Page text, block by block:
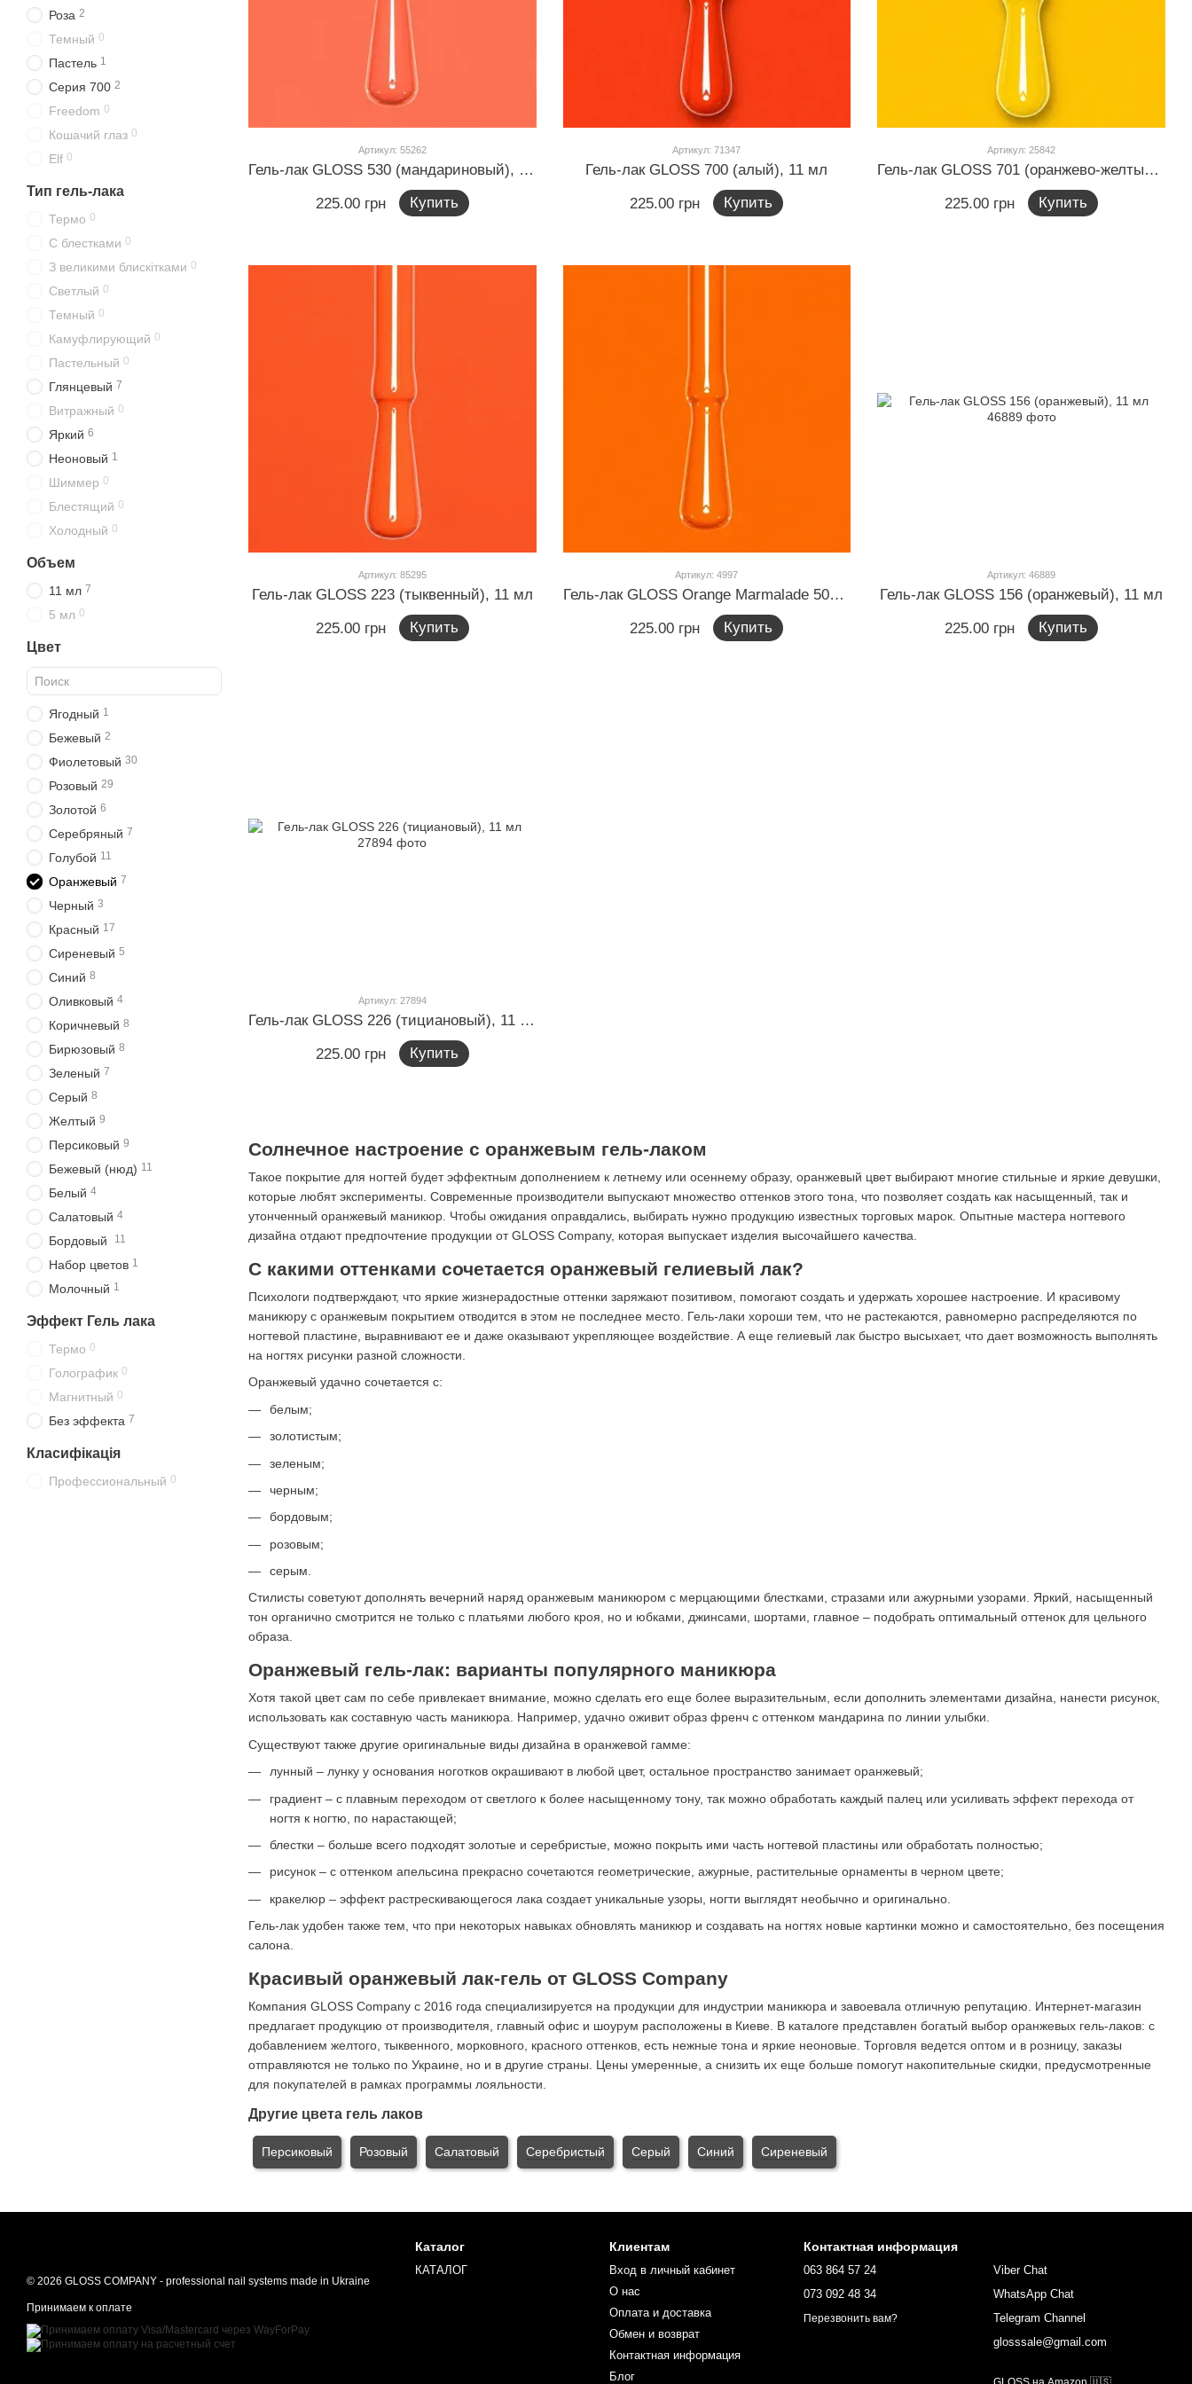
Солнечное настроение с оранжевым гель-лаком
Такое покрытие для ногтей будет эффектным дополнением к летнему или осеннему образу, оранжевый цвет выбирают многие стильные и яркие девушки,
которые любят эксперименты. Современные производители выпускают множество оттенков этого тона, что позволяет создать как насыщенный, так и
утонченный оранжевый маникюр. Чтобы ожидания оправдались, выбирать нужно продукцию известных торговых марок. Опытные мастера ногтевого
дизайна отдают предпочтение продукции от GLOSS Company, которая выпускает изделия высочайшего качества.
С какими оттенками сочетается оранжевый гелиевый лак?
Психологи подтверждают, что яркие жизнерадостные оттенки заряжают позитивом, помогают создать и удержать хорошее настроение. И красивому
маникюру с оранжевым покрытием отводится в этом не последнее место. Гель-лаки хороши тем, что не растекаются, равномерно распределяются по
ногтевой пластине, выравнивают ее и даже оказывают укрепляющее воздействие. А еще гелиевый лак быстро высыхает, что дает возможность выполнять
на ногтях рисунки разной сложности.
Оранжевый удачно сочетается с:
белым;
золотистым;
зеленым;
черным;
бордовым;
розовым;
серым.
Стилисты советуют дополнять вечерний наряд оранжевым маникюром с мерцающими блестками, стразами или ажурными узорами. Яркий, насыщенный
тон органично смотрится не только с платьями любого кроя, но и юбками, джинсами, шортами, главное – подобрать оптимальный оттенок для цельного
образа.
Оранжевый гель-лак: варианты популярного маникюра
Хотя такой цвет сам по себе привлекает внимание, можно сделать его еще более выразительным, если дополнить элементами дизайна, нанести рисунок,
использовать как составную часть маникюра. Например, удачно оживит образ френч с оттенком мандарина по линии улыбки.
Существуют также другие оригинальные виды дизайна в оранжевой гамме:
лунный – лунку у основания ноготков окрашивают в любой цвет, остальное пространство занимает оранжевый;
градиент – с плавным переходом от светлого к более насыщенному тону, так можно обработать каждый палец или усиливать эффект перехода от
ногтя к ногтю, по нарастающей;
блестки – больше всего подходят золотые и серебристые, можно покрыть ими часть ногтевой пластины или обработать полностью;
рисунок – с оттенком апельсина прекрасно сочетаются геометрические, ажурные, растительные орнаменты в черном цвете;
кракелюр – эффект растрескивающегося лака создает уникальные узоры, ногти выглядят необычно и оригинально.
Гель-лак удобен также тем, что при некоторых навыках обновлять маникюр и создавать на ногтях новые картинки можно и самостоятельно, без посещения
салона.
Красивый оранжевый лак-гель от GLOSS Company
Компания GLOSS Company с 2016 года специализируется на продукции для индустрии маникюра и завоевала отличную репутацию. Интернет-магазин
предлагает продукцию от производителя, главный офис и шоурум расположены в Киеве. В каталоге представлен богатый выбор оранжевых гель-лаков: с
добавлением желтого, тыквенного, морковного, красного оттенков, есть нежные тона и яркие неоновые. Торговля ведется оптом и в розницу, заказы
отправляются не только по Украине, но и в другие страны. Цены умеренные, а снизить их еще больше помогут накопительные скидки, предусмотренные
для покупателей в рамках программы лояльности.
Другие цвета гель лаков
Персиковый Розовый Салатовый Серебристый Серый Синий Сиреневый
Артикул: 55262
Гель-лак GLOSS 530 (мандариновый), 11 мл
225.00 грн
Купить
Артикул: 71347
Гель-лак GLOSS 700 (алый), 11 мл
225.00 грн
Купить
Артикул: 25842
Гель-лак GLOSS 701 (оранжево-желтый), 11 мл
225.00 грн
Купить
Артикул: 85295
Гель-лак GLOSS 223 (тыквенный), 11 мл
225.00 грн
Купить
Артикул: 4997
Гель-лак GLOSS Orange Marmalade 504 (ярко-оранжевый неоновый), 11 мл
225.00 грн
Купить
Артикул: 46889
Гель-лак GLOSS 156 (оранжевый), 11 мл
225.00 грн
Купить
Артикул: 27894
Гель-лак GLOSS 226 (тициановый), 11 мл
225.00 грн
Купить
Роза 2
Темный 0
Пастель 1
Серия 700 2
Freedom 0
Кошачий глаз 0
Elf 0
Тип гель-лака
Термо 0
С блестками 0
З великими блискітками 0
Светлый 0
Темный 0
Камуфлирующий 0
Пастельный 0
Глянцевый 7
Витражный 0
Яркий 6
Неоновый 1
Шиммер 0
Блестящий 0
Холодный 0
Объем
11 мл 7
5 мл 0
Цвет
Ягодный 1
Бежевый 2
Фиолетовый 30
Розовый 29
Золотой 6
Серебряный 7
Голубой 11
Оранжевый 7
Черный 3
Красный 17
Сиреневый 5
Синий 8
Оливковый 4
Коричневый 8
Бирюзовый 8
Зеленый 7
Серый 8
Желтый 9
Персиковый 9
Бежевый (нюд) 11
Белый 4
Салатовый 4
Бордовый 11
Набор цветов 1
Молочный 1
Эффект Гель лака
Термо 0
Голографик 0
Магнитный 0
Без эффекта 7
Класифікація
Профессиональный 0
© 2026 GLOSS COMPANY - professional nail systems made in Ukraine
Принимаем к оплате
Каталог
КАТАЛОГ
Клиентам
Вход в личный кабинет
О нас
Оплата и доставка
Обмен и возврат
Контактная информация
Блог
Контактная информация
063 864 57 24
073 092 48 34
Перезвонить вам?
Viber Chat
WhatsApp Chat
Telegram Channel
glosssale@gmail.com